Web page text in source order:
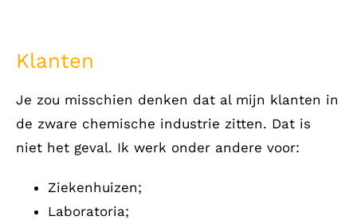
Klanten
Je zou misschien denken dat al mijn klanten in
de zware chemische industrie zitten. Dat is
niet het geval. Ik werk onder andere voor:
Ziekenhuizen;
Laboratoria;